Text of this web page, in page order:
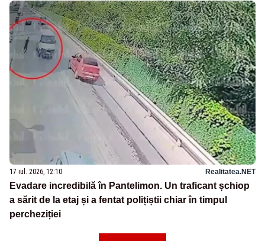
17 iul. 2026, 12:10 Realitatea.NET
Evadare incredibilă în Pantelimon. Un traficant șchiop
a sărit de la etaj și a fentat polițiștii chiar în timpul
percheziției